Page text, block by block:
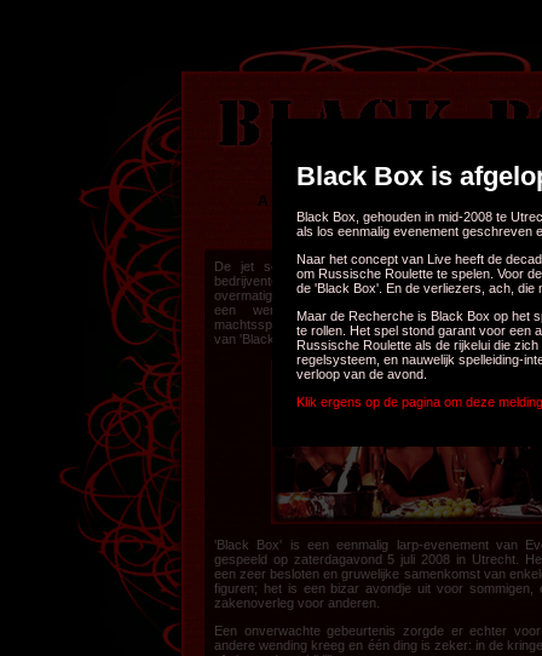
Black Box is
Black Box, gehouden in mid-2008 te
als los eenmalig evenement geschreven
Naar het concept van Live heeft de
om Russische Roulette te spelen. Voor
de 'Black Box'. En de verliezers, ach, die
Maar de Recherche is Black Box op het
te rollen. Het spel stond garant voor een
Russische Roulette als de rijkelui die
regelsysteem, en nauwelijk spelleiding-
verloop van de avond.
Klik ergens op de pagina om deze
Achtergrond
Foto's~Forum~